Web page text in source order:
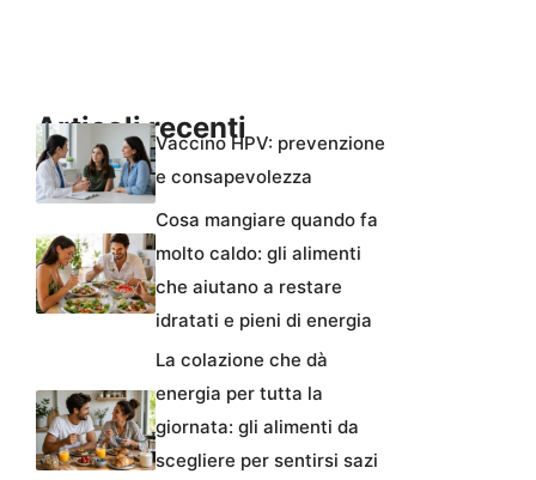
Articoli recentiVaccino HPV: prevenzione
e consapevolezza
Cosa mangiare quando fa
molto caldo: gli alimenti
che aiutano a restare
idratati e pieni di energia
La colazione che dà
energia per tutta la
giornata: gli alimenti da
scegliere per sentirsi sazi